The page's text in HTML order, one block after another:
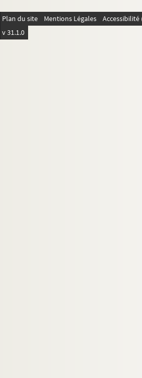
Plan du site Mentions Légales
v 31.1.0